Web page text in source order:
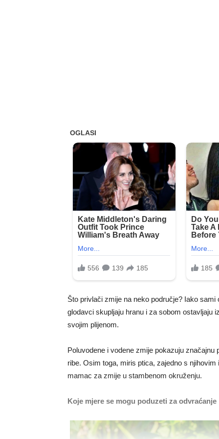
Što privlači zmije na neko područje? Iako
glodavci skupljaju hranu i za sobom ostavljaju
svojim plijenom.
Poluvodene i vodene zmije pokazuju
ribe. Osim toga, miris ptica, zajedno s
mamac za zmije u stambenom okruženju.
Koje mjere se mogu poduzeti za